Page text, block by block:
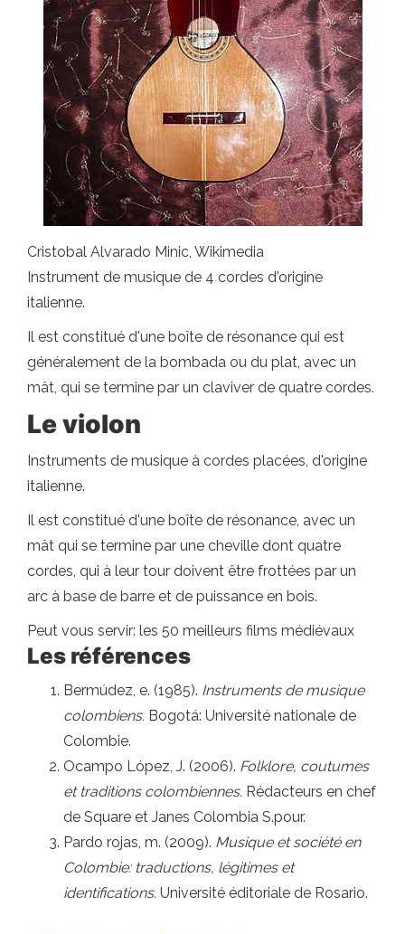
Cristobal Alvarado Minic, Wikimedia
Instrument de musique de 4 cordes d'origine
italienne.
Il est constitué d'une boîte de résonance qui est
généralement de la bombada ou du plat, avec un
mât, qui se termine par un claviver de quatre cordes.
Le violon
Instruments de musique à cordes placées, d'origine
italienne.
Il est constitué d'une boîte de résonance, avec un
mât qui se termine par une cheville dont quatre
cordes, qui à leur tour doivent être frottées par un
arc à base de barre et de puissance en bois.
Peut vous servir: les 50 meilleurs films médiévaux
Les références
Bermúdez, e. (1985). Instruments de musique
colombiens. Bogotá: Université nationale de
Colombie.
Ocampo López, J. (2006). Folklore, coutumes
et traditions colombiennes. Rédacteurs en chef
de Square et Janes Colombia S.pour.
Pardo rojas, m. (2009). Musique et société en
Colombie: traductions, légitimes et
identifications. Université éditoriale de Rosario.